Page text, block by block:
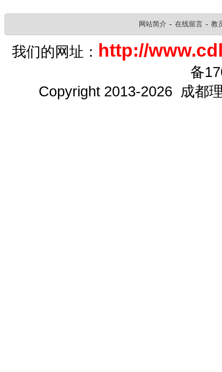
网站简介 - 在线留言 - 教
我们的网址： http://
备
Copyright 2013-2026 成都